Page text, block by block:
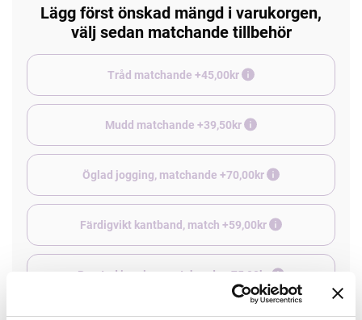
Lägg först önskad mängd i varukorgen,
välj sedan matchande tillbehör
Tråd matchande +45,00kr
Mudd matchande +39,50kr
Öglad jogging, matchande +70,00kr
Färdigvikt kantband, match +59,00kr
Borstad jogging, matchande +75,00kr